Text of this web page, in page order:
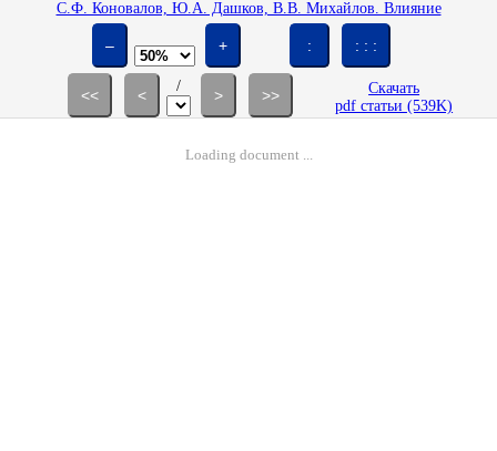
С.Ф. Коновалов, Ю.А. Дашков, В.В. Михайлов. Влияние
микрооребрения на сопротивление тела.вращения, обтекаемого с
кормовым отрывом потока // Изв. РАН. МЖГ. 1998. № 1. С. 163-168.
– + : : : :
<< <
/
> >>
Скачать
pdf статьи (539K)
Loading document ...